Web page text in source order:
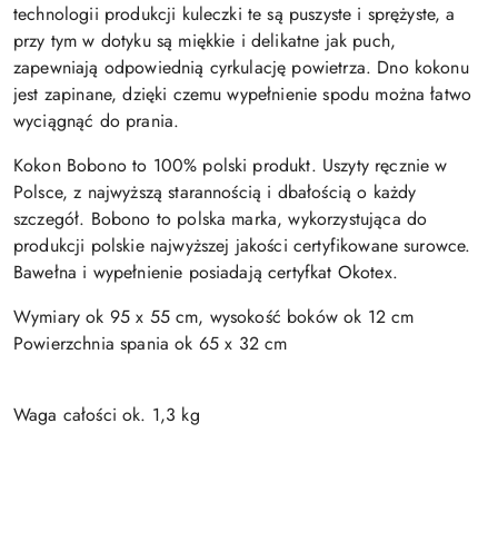
technologii produkcji kuleczki te są puszyste i sprężyste, a
przy tym w dotyku są miękkie i delikatne jak puch,
zapewniają odpowiednią cyrkulację powietrza. Dno kokonu
jest zapinane, dzięki czemu wypełnienie spodu można łatwo
wyciągnąć do prania.
Kokon Bobono to 100% polski produkt. Uszyty ręcznie w
Polsce, z najwyższą starannością i dbałością o każdy
szczegół. Bobono to polska marka, wykorzystująca do
produkcji polskie najwyższej jakości certyfikowane surowce.
Bawełna i wypełnienie posiadają certyfkat Okotex.
Wymiary ok 95 x 55 cm, wysokość boków ok 12 cm
Powierzchnia spania ok 65 x 32 cm
Waga całości ok. 1,3 kg